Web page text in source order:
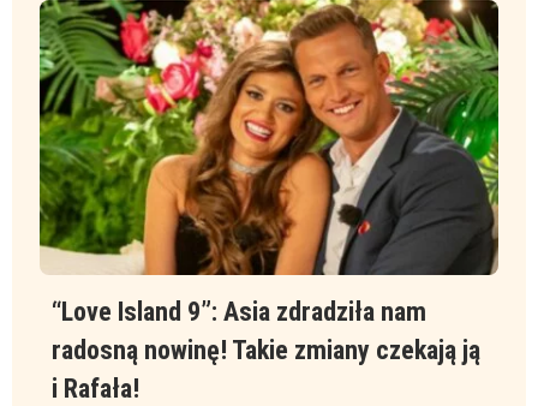
“Love Island 9”: Asia zdradziła nam
radosną nowinę! Takie zmiany czekają ją
i Rafała!